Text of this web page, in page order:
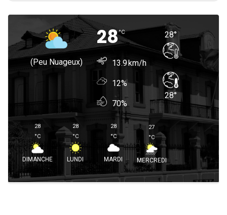
(peu Nuageux)
28°C
13.9
12%
70%
28°
28°
28
°C
DIMANCHE
28
°C
LUNDI
28
°C
MARDI
27
°C
MERCREDI